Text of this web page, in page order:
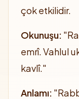
çok etkilidir.
Okunuşu:
emrî. Vahlul
kavlî."
Anlamı: